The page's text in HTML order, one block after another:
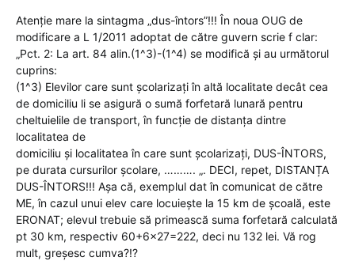
Atenție mare la sintagma „dus-întors”!!! În noua OUG de
modificare a L 1/2011 adoptat de către guvern scrie f clar:
„Pct. 2: La art. 84 alin.(1^3)-(1^4) se modifică și au următorul
cuprins:
(1^3) Elevilor care sunt școlarizați în altă localitate decât cea
de domiciliu li se asigură o sumă forfetară lunară pentru
cheltuielile de transport, în funcție de distanța dintre
localitatea de
domiciliu și localitatea în care sunt școlarizați, DUS-ÎNTORS,
pe durata cursurilor școlare, ………. „. DECI, repet, DISTANȚA
DUS-ÎNTORS!!! Așa că, exemplul dat în comunicat de către
ME, în cazul unui elev care locuiește la 15 km de școală, este
ERONAT; elevul trebuie să primească suma forfetară calculată
pt 30 km, respectiv 60+6×27=222, deci nu 132 lei. Vă rog
mult, greșesc cumva?!?